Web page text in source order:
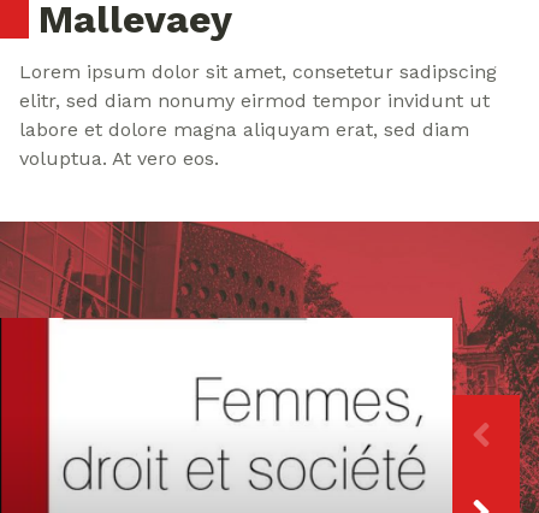
Mallevaey
Lorem ipsum dolor sit amet, consetetur sadipscing
elitr, sed diam nonumy eirmod tempor invidunt ut
labore et dolore magna aliquyam erat, sed diam
voluptua. At vero eos.